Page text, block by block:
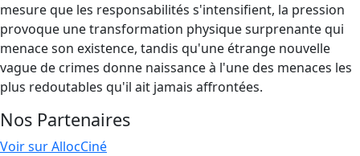
mesure que les responsabilités s'intensifient, la pression
provoque une transformation physique surprenante qui
menace son existence, tandis qu'une étrange nouvelle
vague de crimes donne naissance à l'une des menaces les
plus redoutables qu'il ait jamais affrontées.
Nos Partenaires
Voir sur AllocCiné